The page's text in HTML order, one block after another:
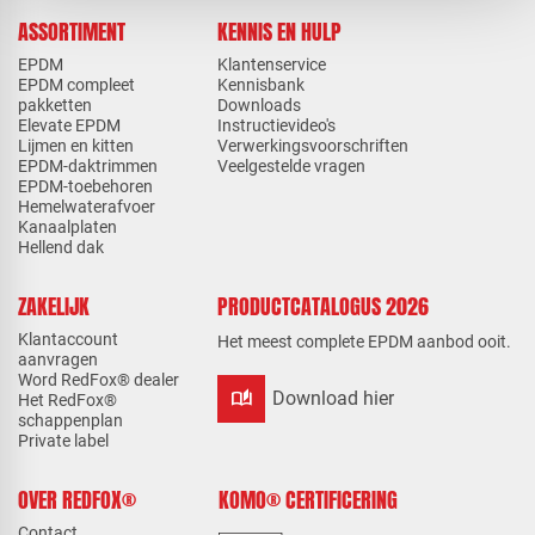
ASSORTIMENT
EPDM
EPDM compleet
pakketten
Elevate EPDM
Lijmen en kitten
EPDM-daktrimmen
EPDM-toebehoren
Hemelwaterafvoer
Kanaalplaten
Hellend dak
KENNIS EN HULP
Klantenservice
Kennisbank
Downloads
Instructievideo's
Verwerkingsvoorschriften
Veelgestelde vragen
ZAKELIJK
Klantaccount
aanvragen
Word RedFox® dealer
Het RedFox®
schappenplan
Private label
PRODUCTCATALOGUS 2026
Het meest complete EPDM aanbod ooit.
auto_stories Download hier
OVER REDFOX® KOMO® CERTIFICERING